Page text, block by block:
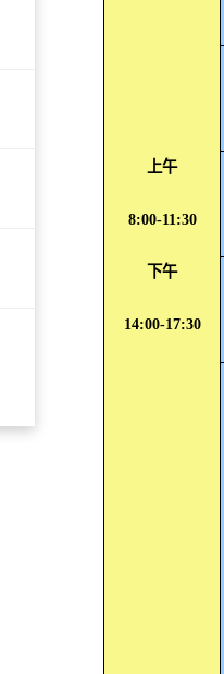
上午
8:00-11:30
下午
14:00-17:30